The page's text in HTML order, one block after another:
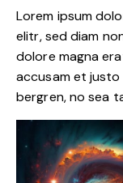
Lorem ipsum
elitr, sed diam
dolore magna
accusam et
bergren, no sea